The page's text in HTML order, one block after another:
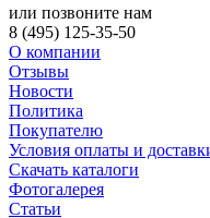
или позвоните нам
8 (495) 125-35-50
О компании
Отзывы
Новости
Политика
Покупателю
Условия оплаты и
Скачать каталоги
Фотогалерея
Статьи